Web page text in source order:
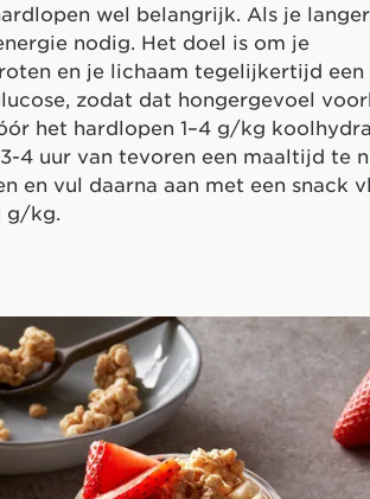
wel belangrijk. Als je
nodig. Het doel is om je
en je lichaam tegelijkertijd een
zodat dat hongergevoel
het hardlopen 1–4 g/kg
4 uur van tevoren een maaltijd te
en vul daarna aan met een snack
g/kg.